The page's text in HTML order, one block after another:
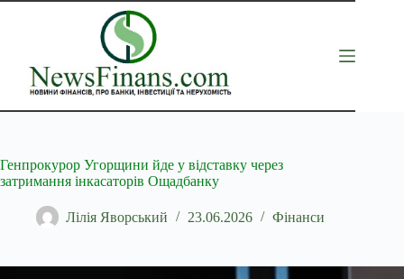
Перейти
Генпрокурор Угорщини йде у відставку через
затримання інкасаторів Ощадбанку
Лілія Яворський 23.06.2026 Фінанси